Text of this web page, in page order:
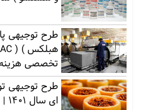
طرح توجیهی
تخصصی
طرح توجیهی
ای سال 1401 | Doc + pdf